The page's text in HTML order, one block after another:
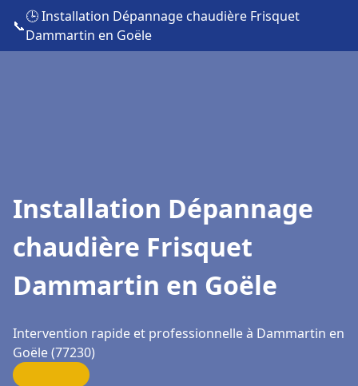
📞
🕒 Installation Dépannage chaudière Frisquet
Dammartin en Goële
Installation Dépannage
chaudière Frisquet
Dammartin en Goële
Intervention rapide et professionnelle à Dammartin en
Goële (77230)